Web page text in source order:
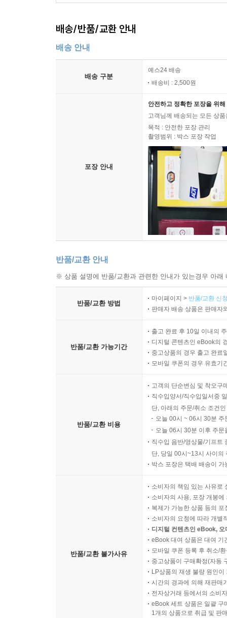
배송/반품/교환 안내
배송 안내
배송 구분
예스24 배송
배송비 : 2,500원
포장 안내
안전하고 정확한 포장을 위
고객님께 배송되는 모든 상
목적 : 안전한 포장 관리
촬영범위 : 박스 포장 작업
반품/교환 안내
※ 상품 설명에 반품/교환과 관련한 안내가 있는경우 아
반품/교환 방법
마이페이지 > 반품/교환 신
판매자 배송 상품은 판매자
반품/교환 가능기간
출고 완료 후 10일 이내의
디지털 콘텐츠인 eBook의
중고상품의 경우 출고 완료
모바일 쿠폰의 경우 유효기
반품/교환 비용
고객의 단순변심 및 착오구
직수입양서/직수입일서중
단, 아래의 주문/취소 조건
오늘 00시 ~ 06시 30분
오늘 06시 30분 이후 주
직수입 음반/영상물/기프트
단, 당일 00시~13시 사이의
박스 포장은 택배 배송이
반품/교환 불가사유
소비자의 책임 있는 사유로
소비자의 사용, 포장 개봉
복제가 가능한 상품 등의
소비자의 요청에 따라 개별
디지털 컨텐츠인 eBook,
eBook 대여 상품은 대여 기
모바일 쿠폰 등록 후 취소/
중고상품이 구매확정(자동
LP상품의 재생 불량 원인
시간의 경과에 의해 재판매
전자상거래 등에서의 소비
eBook 세트 상품은 일괄 구
1개의 상품으로 취급 및 판